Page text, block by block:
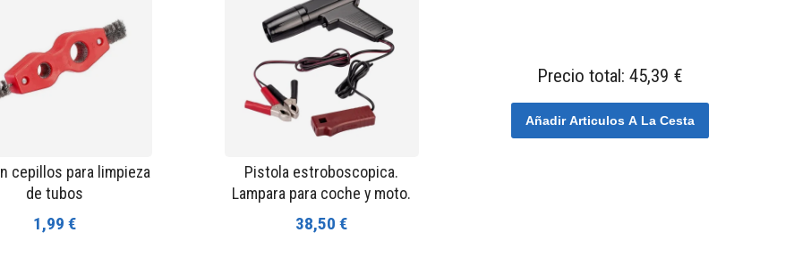
cepillos para limpieza
de tubos
1,99 €
Pistola estroboscopica.
Lampara para coche y moto.
38,50 €
Precio total: 45,39 €
Añadir Articulos A La Cesta